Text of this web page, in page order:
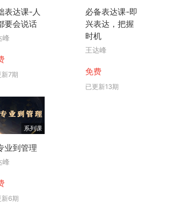
表达课-人
要会说话
峰
7期
必备表达课-即
兴表达，把握
时机
王达峰
免费
已更新13期
系列课
业到管理
峰
6期